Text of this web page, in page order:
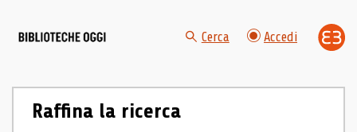
Cerca Accedi
Raffina la ricerca